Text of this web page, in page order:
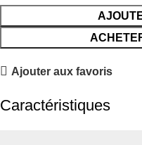
Ajouter aux favoris
Caractéristiques